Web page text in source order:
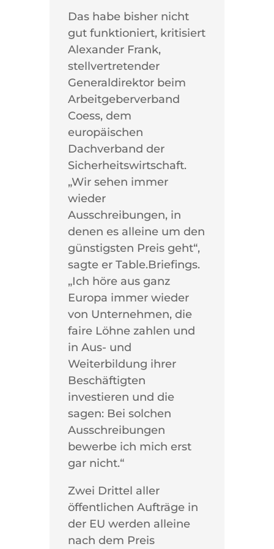
Das habe bisher nicht
gut funktioniert, kritisiert
Alexander Frank,
stellvertretender
Generaldirektor beim
Arbeitgeberverband
Coess, dem
europäischen
Dachverband der
Sicherheitswirtschaft.
„Wir sehen immer
wieder
Ausschreibungen, in
denen es alleine um den
günstigsten Preis geht“,
sagte er Table.Briefings.
„Ich höre aus ganz
Europa immer wieder
von Unternehmen, die
faire Löhne zahlen und
in Aus- und
Weiterbildung ihrer
Beschäftigten
investieren und die
sagen: Bei solchen
Ausschreibungen
bewerbe ich mich erst
gar nicht.“
Zwei Drittel aller
öffentlichen Aufträge in
der EU werden alleine
nach dem Preis